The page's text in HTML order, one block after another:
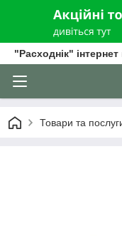
"Расходнік"
Товари та